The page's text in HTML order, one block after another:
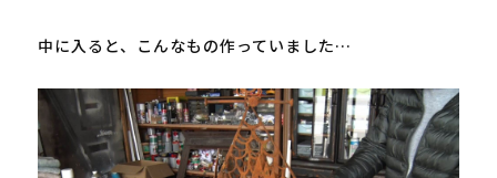
中に入ると、こんなもの作っていました…